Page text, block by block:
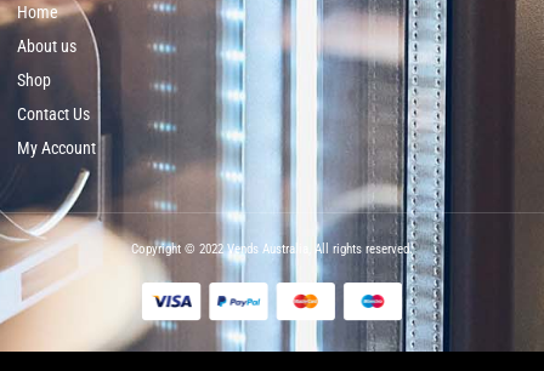
Home
About us
Shop
Contact Us
My Account
Copyright © 2022 Vends Australia, All rights reserved.